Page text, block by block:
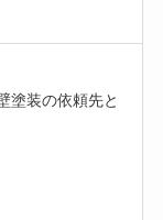
塗装の依頼先と